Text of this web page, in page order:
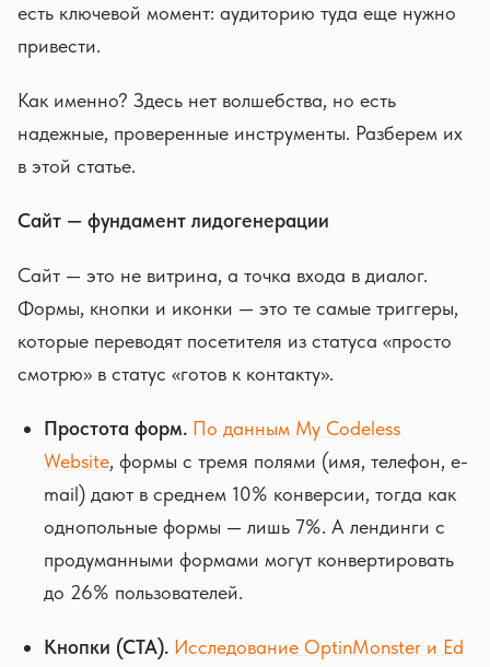
есть ключевой момент: аудиторию туда еще нужно
привести.
Как именно? Здесь нет волшебства, но есть
надежные, проверенные инструменты. Разберем их
в этой статье.
Сайт — фундамент лидогенерации
Сайт — это не витрина, а точка входа в диалог.
Формы, кнопки и иконки — это те самые триггеры,
которые переводят посетителя из статуса «просто
смотрю» в статус «готов к контакту».
Простота форм. По данным My Codeless
Website, формы с тремя полями (имя, телефон, e-
mail) дают в среднем 10% конверсии, тогда как
однопольные формы — лишь 7%. А лендинги с
продуманными формами могут конвертировать
до 26% пользователей.
Кнопки (CTA). Исследование OptinMonster и Ed